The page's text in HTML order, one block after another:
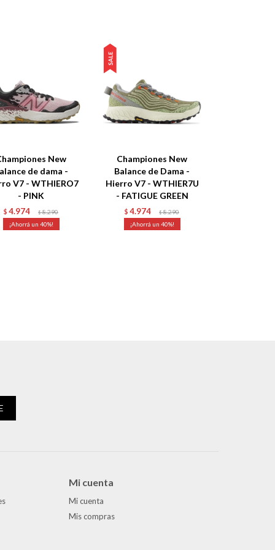
New
de dama -
V7 - WTHIERO7
- PINK
$ 4.974 $ 8.290
40
Championes New
Balance de Dama -
Hierro V7 - WTHIER7U
- FATIGUE GREEN
$ 4.974 $ 8.290
40
Mi cuenta
Mi cuenta
Mis compras